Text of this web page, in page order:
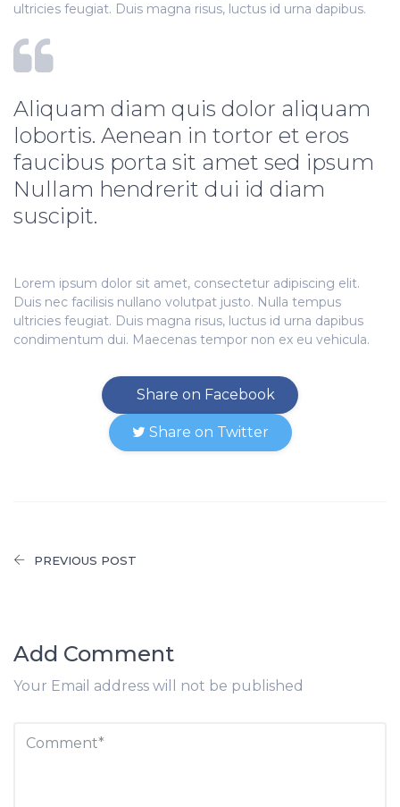
ultricies feugiat. Duis magna risus, luctus id urna dapibus.
Aliquam diam quis dolor aliquam
lobortis. Aenean in tortor et eros
faucibus porta sit amet sed ipsum
Nullam hendrerit dui id diam
suscipit.
Lorem ipsum dolor sit amet, consectetur adipiscing elit.
Duis nec facilisis nullano volutpat justo. Nulla tempus
ultricies feugiat. Duis magna risus, luctus id urna dapibus
condimentum dui. Maecenas tempor non ex eu vehicula.
Share on Facebook
Share on Twitter
PREVIOUS POST
Add Comment
Your Email address will not be published